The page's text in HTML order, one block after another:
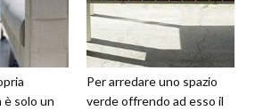
è solo un
Per arredare uno spazio
verde offrendo ad esso il